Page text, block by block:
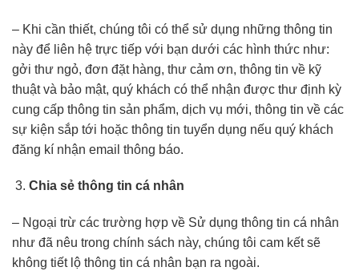
– Khi cần thiết, chúng tôi có thể sử dụng những thông tin
này để liên hệ trực tiếp với bạn dưới các hình thức như:
gởi thư ngỏ, đơn đặt hàng, thư cảm ơn, thông tin về kỹ
thuật và bảo mật, quý khách có thể nhận được thư định kỳ
cung cấp thông tin sản phẩm, dịch vụ mới, thông tin về các
sự kiện sắp tới hoặc thông tin tuyển dụng nếu quý khách
đăng kí nhận email thông báo.
Chia sẻ thông tin cá nhân
– Ngoại trừ các trường hợp về Sử dụng thông tin cá nhân
như đã nêu trong chính sách này, chúng tôi cam kết sẽ
không tiết lộ thông tin cá nhân bạn ra ngoài.